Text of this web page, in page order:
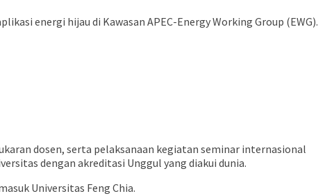
energi hijau di Kawasan APEC-Energy Working Group (EWG).
dosen, serta pelaksanaan kegiatan seminar internasional
dengan akreditasi Unggul yang diakui dunia.
Universitas Feng Chia.